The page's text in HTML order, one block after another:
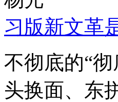
习版新文革
不彻底的“
头换面、东